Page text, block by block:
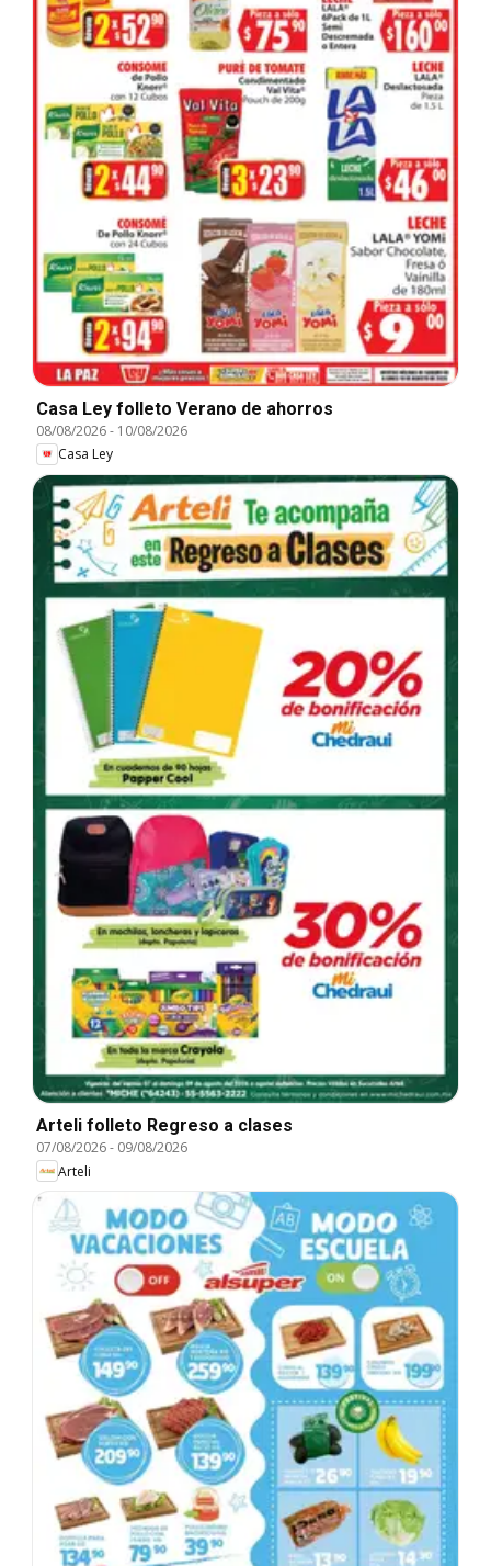
Casa Ley folleto Verano de ahorros
08/08/2026- 10/08/2026
Casa Ley
Arteli folleto Regreso a clases
07/08/2026- 09/08/2026
Arteli